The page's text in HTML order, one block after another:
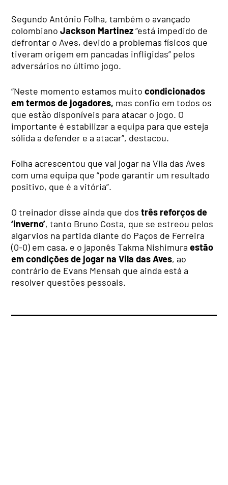
Segundo António Folha, também o avançado
colombianoJackson Martinez“está impedido de
defrontar o Aves, devido a problemas físicos que
tiveram origem em pancadas infligidas” pelos
adversários no último jogo.
“Neste momento estamos muitocondicionados
em termos de jogadores, mas confio em todos os
que estão disponíveis para atacar o jogo. O
importante é estabilizar a equipa para que esteja
sólida a defender e a atacar”, destacou.
Folha acrescentou que vai jogar na Vila das Aves
com uma equipa que “pode garantir um resultado
positivo, que é a vitória”.
O treinador disse ainda que dos três reforços de
‘inverno’, tanto Bruno Costa, que se estreou pelos
algarvios na partida diante do Paços de Ferreira
(0-0) em casa, e o japonês Takma Nishimuraestão
em condições de jogar na Vila das Aves, ao
contrário de Evans Mensah que ainda está a
resolver questões pessoais.